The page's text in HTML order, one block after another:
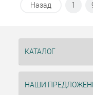
Назад 1
КАТАЛОГ
НАШИ